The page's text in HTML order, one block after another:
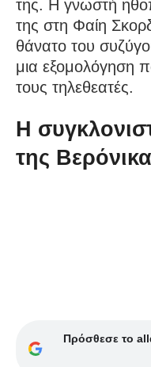
της. Η γνωστή
της στη Φαίη
θάνατο του
μια εξομολόγηση
τους τηλεθεατές.
Η
της
Πρόσθεσε το